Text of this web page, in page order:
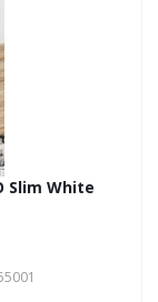
Slim White